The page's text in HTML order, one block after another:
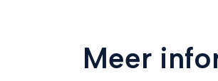
Meer